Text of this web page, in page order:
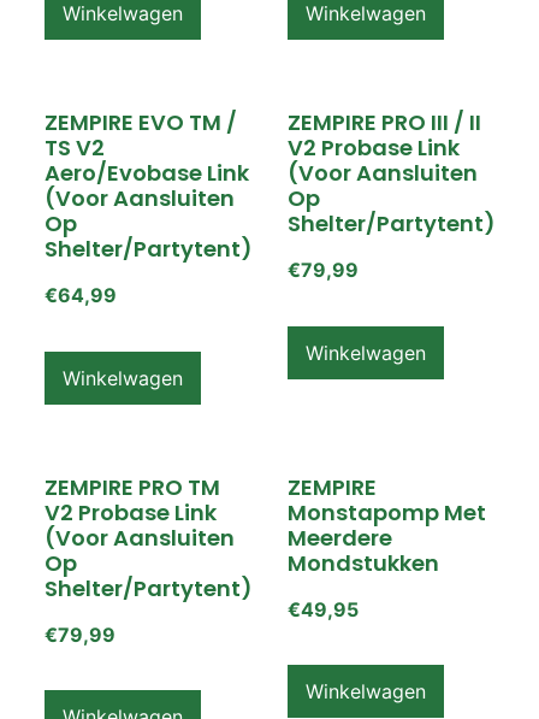
Winkelwagen Winkelwagen
ZEMPIRE EVO TM /
TS V2
Aero/Evobase Link
(voor Aansluiten
Op
Shelter/partytent)
€64,99
Winkelwagen
ZEMPIRE PRO III / II
V2 Probase Link
(voor Aansluiten
Op
Shelter/partytent)
€79,99
Winkelwagen
ZEMPIRE PRO TM
V2 Probase Link
(voor Aansluiten
Op
Shelter/partytent)
€79,99
ZEMPIRE
Monstapomp Met
Meerdere
Mondstukken
€49,95
Winkelwagen